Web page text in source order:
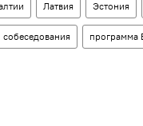
Латвия Эстония
собеседования программа